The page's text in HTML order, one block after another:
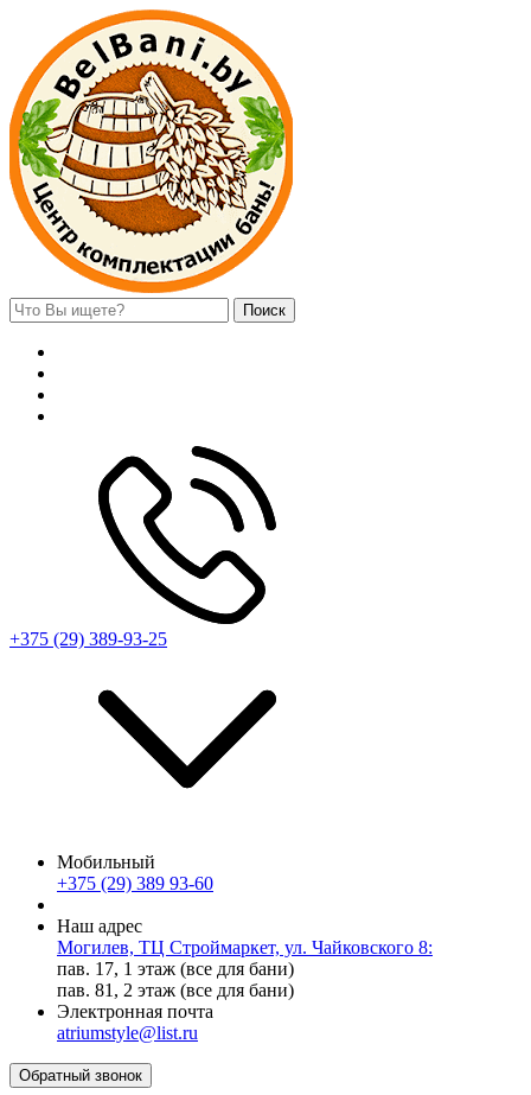
Поиск
+375 (29) 389-93-25
Мобильный
+375 (29) 389 93-60
Наш адрес
Могилев, ТЦ Строймаркет, ул. Чайковского 8:
пав. 17, 1 этаж (все для бани)
пав. 81, 2 этаж (все для бани)
Электронная почта
atriumstyle@list.ru
Обратный звонок